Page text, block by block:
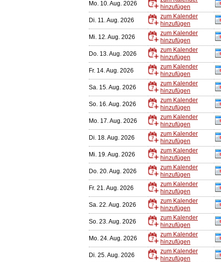
Mo. 10. Aug. 2026
hinzufügen
Di. 11. Aug. 2026
zum Kalender
hinzufügen
Mi. 12. Aug. 2026
zum Kalender
hinzufügen
Do. 13. Aug. 2026
zum Kalender
hinzufügen
Fr. 14. Aug. 2026
zum Kalender
hinzufügen
Sa. 15. Aug. 2026
zum Kalender
hinzufügen
So. 16. Aug. 2026
zum Kalender
hinzufügen
Mo. 17. Aug. 2026
zum Kalender
hinzufügen
Di. 18. Aug. 2026
zum Kalender
hinzufügen
Mi. 19. Aug. 2026
zum Kalender
hinzufügen
Do. 20. Aug. 2026
zum Kalender
hinzufügen
Fr. 21. Aug. 2026
zum Kalender
hinzufügen
Sa. 22. Aug. 2026
zum Kalender
hinzufügen
So. 23. Aug. 2026
zum Kalender
hinzufügen
Mo. 24. Aug. 2026
zum Kalender
hinzufügen
Di. 25. Aug. 2026
zum Kalender
hinzufügen